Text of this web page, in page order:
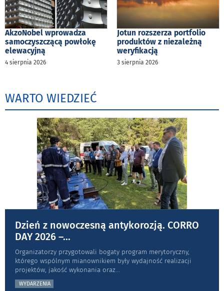
AkzoNobel wprowadza
samoczyszczącą powłokę
elewacyjną
4 sierpnia 2026
Jotun rozszerza portfolio
produktów z niezależną
weryfikacją
3 sierpnia 2026
WARTO WIEDZIEĆ
Dzień z nowoczesną antykorozją. CORRO
DAY 2026 –...
Organizatorzy przygotowali bogaty program merytoryczny,
którego wspólnym mianownikiem były wydajność realizacji
projektów, jakość wykonania oraz
WYDARZENIA